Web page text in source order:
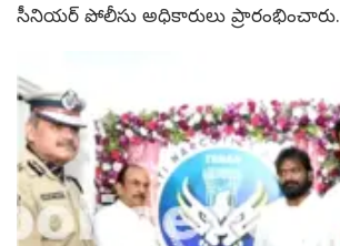
సీనియర్ పోలీసు అధికారులు ప్రారంభించారు.